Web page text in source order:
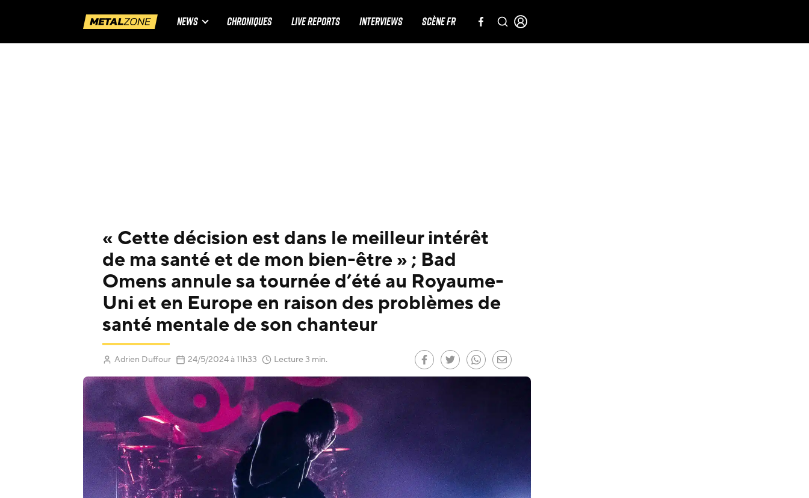
NEWS CHRONIQUES LIVE REPORTS INTERVIEWS SCÈNE FR
« Cette décision est dans le meilleur intérêt
de ma santé et de mon bien-être » ; Bad
Omens annule sa tournée d’été au Royaume-
Uni et en Europe en raison des problèmes de
santé mentale de son chanteur
Adrien Duffour 24/5/2024(Mis à jour le)
à 11h33 Lecture 3 min.